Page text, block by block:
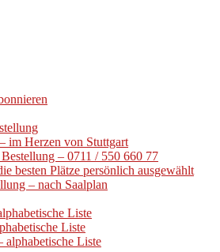
im Herzen von Stuttgart
– 0711 / 550 660 77
besten Plätze persönlich ausgewählt
– nach Saalplan
Liste
Liste
alphabetische Liste